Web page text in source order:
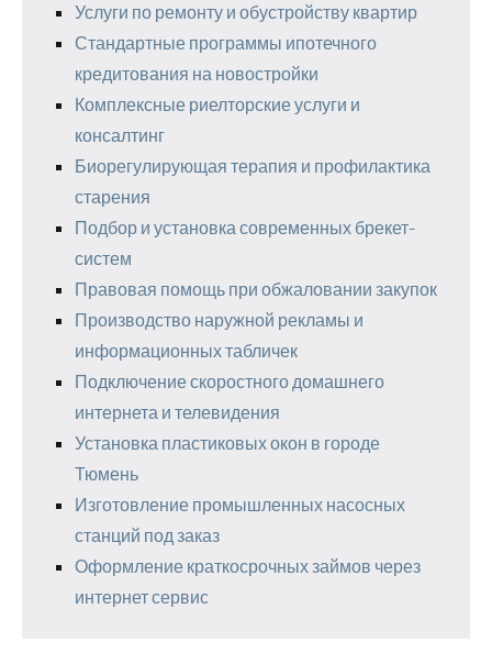
Услуги по ремонту и обустройству квартир
Стандартные программы ипотечного
кредитования на новостройки
Комплексные риелторские услуги и
консалтинг
Биорегулирующая терапия и профилактика
старения
Подбор и установка современных брекет-
систем
Правовая помощь при обжаловании закупок
Производство наружной рекламы и
информационных табличек
Подключение скоростного домашнего
интернета и телевидения
Установка пластиковых окон в городе
Тюмень
Изготовление промышленных насосных
станций под заказ
Оформление краткосрочных займов через
интернет сервис